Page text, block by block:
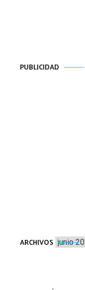
PUBLICIDAD
ARCHIVOS Archivos